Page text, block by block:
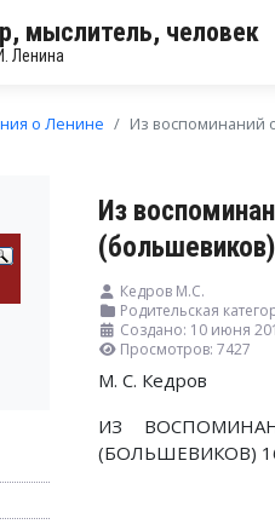
мыслитель, человек
Ленина
о Ленине Из воспоминаний
Из
(большевиков)
Кедров М.С.
Родительская
Создано: 10 июня
Просмотров: 7427
М. С. Кедров
ИЗ
(БОЛЬШЕВИКОВ)